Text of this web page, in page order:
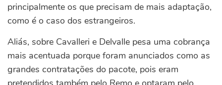
principalmente os que precisam de mais adaptação,
como é o caso dos estrangeiros.
Aliás, sobre Cavalleri e Delvalle pesa uma cobrança
mais acentuada porque foram anunciados como as
grandes contratações do pacote, pois eram